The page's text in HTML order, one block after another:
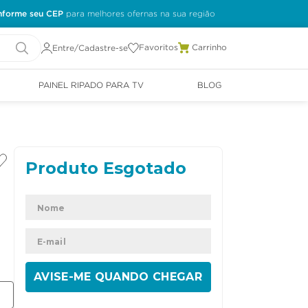
seu CEP
Entre/Cadastre-se Favoritos
PAINEL RIPADO PARA TV BLOG
ENVIAR